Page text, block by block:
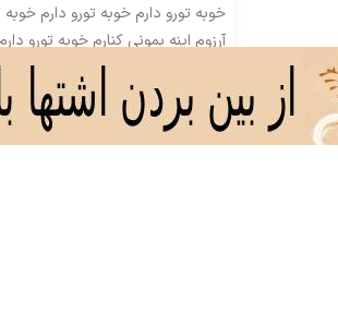
خوبه تورو دارم خوبه تورو دارم خوبه
آرزوم اینه بمونی کنارم خوبه تورو